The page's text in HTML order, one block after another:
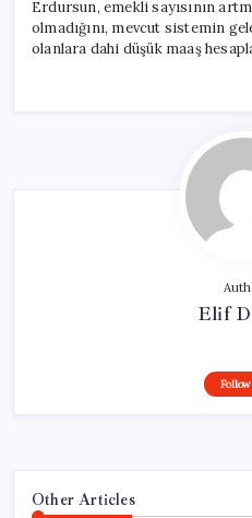
Erdursun, emekli sayısının
olmadığını, mevcut sistemin
olanlara dahi düşük maaş
Elif
Other Articles